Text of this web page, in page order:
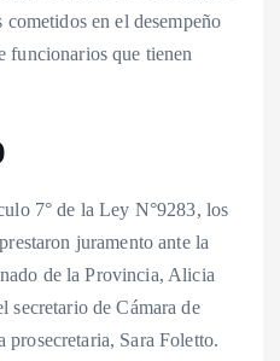
en el desempeño
funcionarios que tienen
7° de la Ley N°9283, los
juramento ante la
de la Provincia, Alicia
secretario de Cámara de
prosecretaria, Sara Foletto.